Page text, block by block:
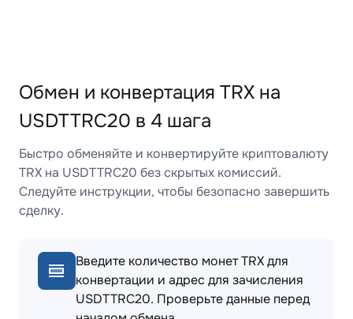
Обмен и конвертация TRX на
USDTTRC20 в 4 шага
Быстро обменяйте и конвертируйте криптовалюту
TRX на USDTTRC20 без скрытых комиссий.
Следуйте инструкции, чтобы безопасно завершить
сделку.
Введите количество монет TRX для
конвертации и адрес для зачисления
USDTTRC20. Проверьте данные перед